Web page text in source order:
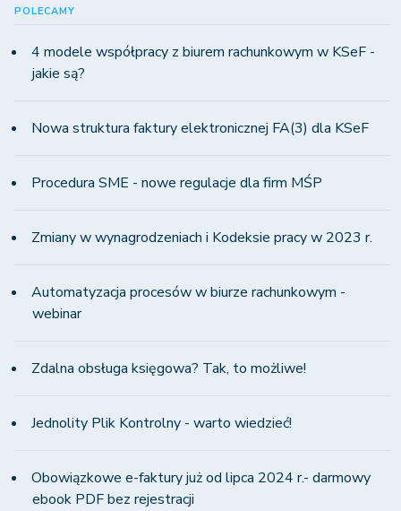
POLECAMY
4 modele współpracy z biurem rachunkowym w KSeF -
jakie są?
Nowa struktura faktury elektronicznej FA(3) dla KSeF
Procedura SME - nowe regulacje dla firm MŚP
Zmiany w wynagrodzeniach i Kodeksie pracy w 2023 r.
Automatyzacja procesów w biurze rachunkowym -
webinar
Zdalna obsługa księgowa? Tak, to możliwe!
Jednolity Plik Kontrolny - warto wiedzieć!
Obowiązkowe e-faktury już od lipca 2024 r.- darmowy
ebook PDF bez rejestracji